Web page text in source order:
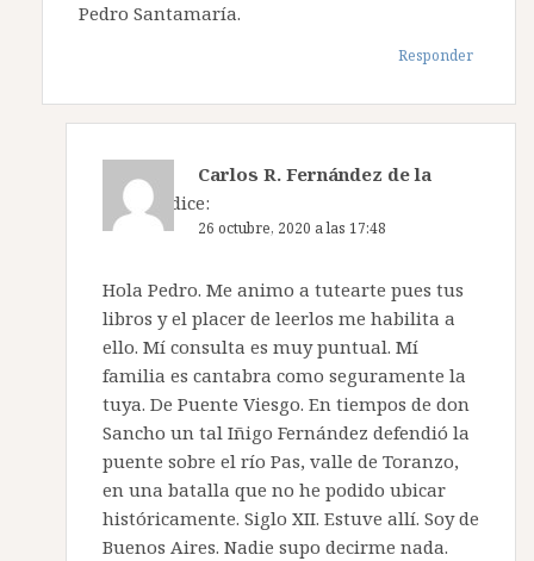
Pedro Santamaría.
Responder
Carlos R. Fernández de la
Puente
dice:
26 octubre, 2020 a las 17:48
Hola Pedro. Me animo a tutearte pues tus
libros y el placer de leerlos me habilita a
ello. Mí consulta es muy puntual. Mí
familia es cantabra como seguramente la
tuya. De Puente Viesgo. En tiempos de don
Sancho un tal Iñigo Fernández defendió la
puente sobre el río Pas, valle de Toranzo,
en una batalla que no he podido ubicar
históricamente. Siglo XII. Estuve allí. Soy de
Buenos Aires. Nadie supo decirme nada.